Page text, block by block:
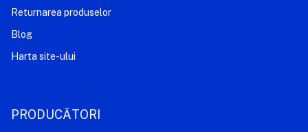
Returnarea produselor
Blog
Harta site-ului
PRODUCĂTORI